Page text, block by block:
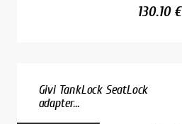
130.10 €
Givi TankLock SeatLock
adapter...